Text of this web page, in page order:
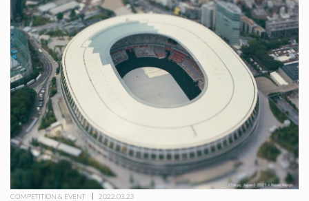
COMPETITION & EVENT 2022.03.23